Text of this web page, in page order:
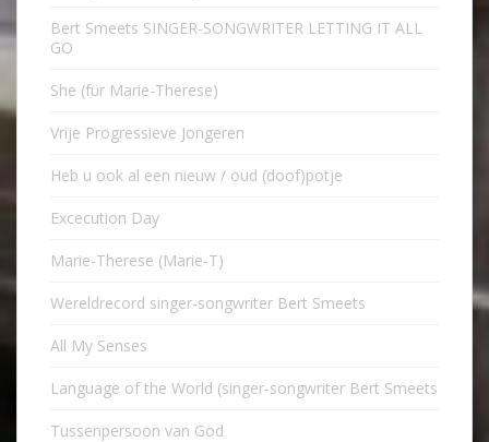
Bert Smeets SINGER-SONGWRITER LETTING IT ALL
GO
She (für Marie-Therese)
Vrije Progressieve Jongeren
Heb u ook al een nieuw / oud (doof)potje
Excecution Day
Marie-Therese (Marie-T)
Wereldrecord singer-songwriter Bert Smeets
All My Senses
Language of the World (singer-songwriter Bert Smeets
Tussenpersoon van God